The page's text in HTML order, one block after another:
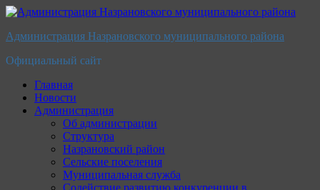
Перейти
содержимому
Администрация Назрановского муниципального района
Официальный сайт
Главная
Новости
Администрация
Об администрации
Структура
Назрановский район
Сельские поселения
Муниципальная служба
Содействие развитию конкуренции в